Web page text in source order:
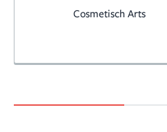
Cosmetisch Arts